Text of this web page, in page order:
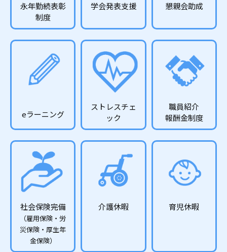
永年勤続表彰
制度
学会発表支援 懇親会助成
eラーニング
ストレスチェ
ック
職員紹介
報酬金制度
社会保険完備
（雇用保険・労
災保険・厚生年
金保険）
介護休暇 育児休暇